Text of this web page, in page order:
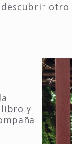
otro
y